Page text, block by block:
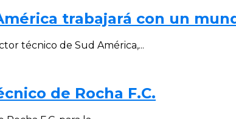
trabajará con un
técnico de Sud América,...
de Rocha F.C.